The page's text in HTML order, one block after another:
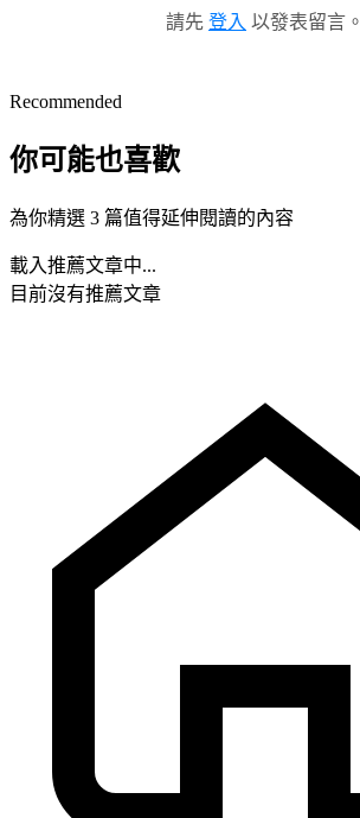
請先 登入 以發表留言。
Recommended
你可能也喜歡
為你精選 3 篇值得延伸閱讀的內容
載入推薦文章中...
目前沒有推薦文章